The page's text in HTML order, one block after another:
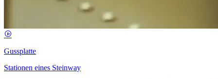
Gussplatte
Stationen eines Steinway